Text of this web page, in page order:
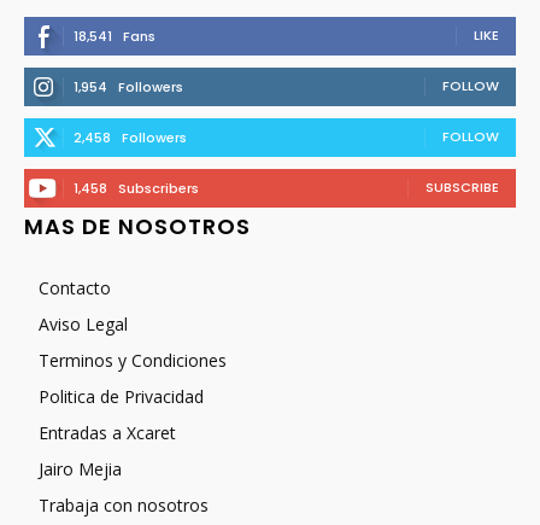
18,541 Fans LIKE
1,954 Followers FOLLOW
2,458 Followers FOLLOW
1,458 Subscribers SUBSCRIBE
MAS DE NOSOTROS
Contacto
Aviso Legal
Terminos y Condiciones
Politica de Privacidad
Entradas a Xcaret
Jairo Mejia
Trabaja con nosotros